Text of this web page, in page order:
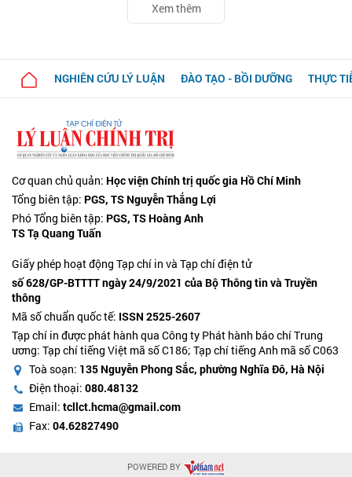
Xem thêm
NGHIÊN CỨU LÝ LUẬN ĐÀO TẠO - BỒI DƯỠNG THỰC
Cơ quan chủ quản: Học viện Chính trị quốc gia Hồ Chí Minh
Tổng biên tập: PGS, TS Nguyễn Thắng Lợi
Phó Tổng biên tập: PGS, TS Hoàng Anh
TS Tạ Quang Tuấn
Giấy phép hoạt động Tạp chí in và Tạp chí điện tử
số 628/GP-BTTTT ngày 24/9/2021 của Bộ Thông tin và Truyền
thông
Mã số chuẩn quốc tế: ISSN 2525-2607
Tạp chí in được phát hành qua Công ty Phát hành báo chí Trung
ương: Tạp chí tiếng Việt mã số C186; Tạp chí tiếng Anh mã số C063
Toà soạn: 135 Nguyễn Phong Sắc, phường Nghĩa Đô, Hà Nội
Điện thoại: 080.48132
Email: tcllct.hcma@gmail.com
Fax: 04.62827490
POWERED BY